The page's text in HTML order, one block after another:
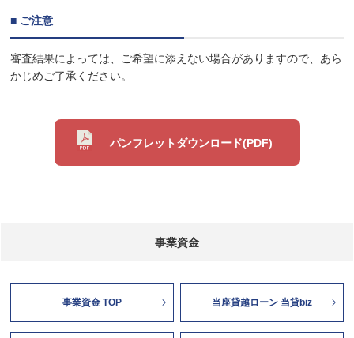
■ ご注意
審査結果によっては、ご希望に添えない場合がありますので、あら
かじめご了承ください。
パンフレットダウンロード(PDF)
事業資金
事業資金 TOP 当座貸越ローン 当貸biz